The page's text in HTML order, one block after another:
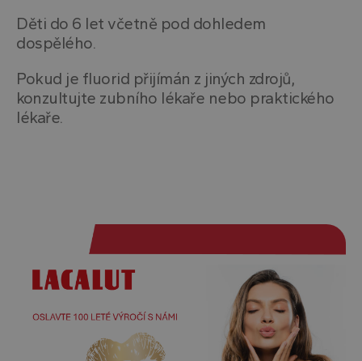
Děti do 6 let včetně pod dohledem
dospělého.
Pokud je fluorid přijímán z jiných zdrojů,
konzultujte zubního lékaře nebo praktického
lékaře.